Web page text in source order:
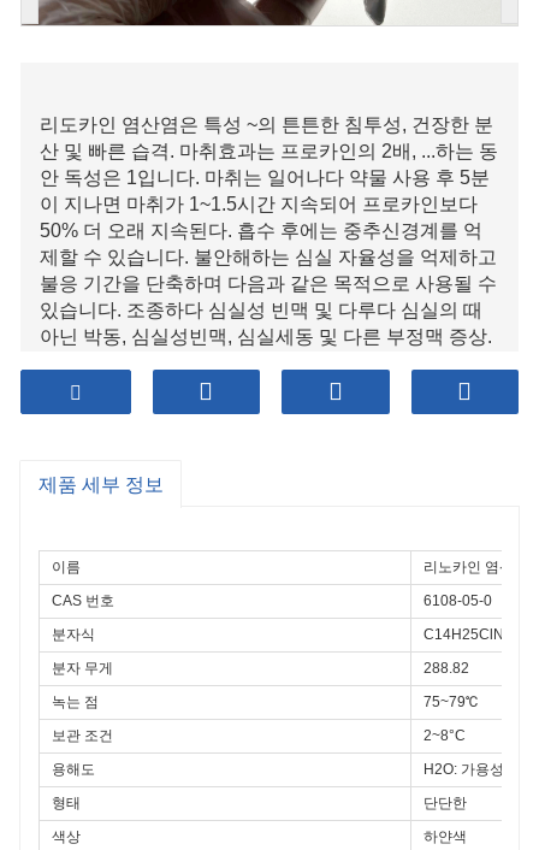
리도카인 염산염은 특성 ~의 튼튼한 침투성, 건장한 분
산 및 빠른 습격. 마취효과는 프로카인의 2배, ...하는 동
안 독성은 1입니다. 마취는 일어나다 약물 사용 후 5분
이 지나면 마취가 1~1.5시간 지속되어 프로카인보다
50% 더 오래 지속된다. 흡수 후에는 중추신경계를 억
제할 수 있습니다. 불안해하는 심실 자율성을 억제하고
불응 기간을 단축하며 다음과 같은 목적으로 사용될 수
있습니다. 조종하다 심실성 빈맥 및 다루다 심실의 때
아닌 박동, 심실성빈맥, 심실세동 및 다른 부정맥 증상.
프롬프트 ~을 통해 심장배당체, 하지만 더이상 심실상
빈맥의 경우. 이 제품에는 빠른 행동, 짧은 지속시간이
제품 세부 정보
이름
리노카인 염산염
CAS 번호
6108-05-0
분자식
C14H25ClN2O2
분자 무게
288.82
녹는 점
75~79℃
보관 조건
2~8°C
용해도
H2O: 가용성
형태
단단한
색상
하얀색